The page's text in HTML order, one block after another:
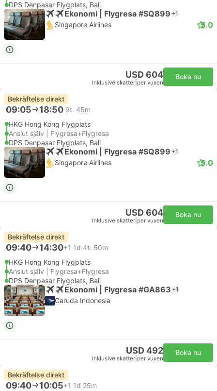
DPS Denpasar Flygplats, Bali
Ekonomi | Flygresa #SQ899 +1
Singapore Airlines 5.0
USD 604
Inklusive skatter per vuxen
Boka nu
Bekräftelse direkt
09:05 18:50 9t. 45m
HKG Hong Kong Flygplats
Anslut själv | Flygresa+Flygresa
DPS Denpasar Flygplats, Bali
Ekonomi | Flygresa #SQ899 +1
Singapore Airlines 5.0
USD 604
Inklusive skatter per vuxen
Boka nu
Bekräftelse direkt
09:40 14:30+1 1d 4t. 50m
HKG Hong Kong Flygplats
Anslut själv | Flygresa+Flygresa
DPS Denpasar Flygplats, Bali
Ekonomi | Flygresa #GA863 +1
Garuda Indonesia
USD 492
Inklusive skatter per vuxen
Boka nu
Bekräftelse direkt
09:40 10:05+1 1d 25m